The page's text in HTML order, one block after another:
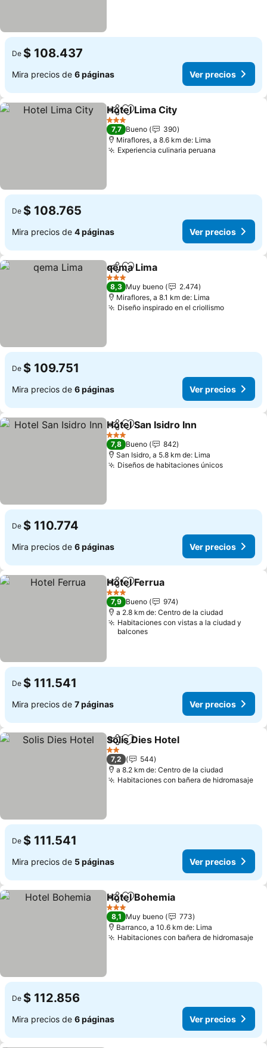
De $ 108.437
Mira precios de 6 páginas Ver precios
CompartirAgregar a favoritos
Hotel Lima City
3 Estrellas
7,7 Bueno
390
Miraflores, a 8.6 km de: Lima
Experiencia culinaria peruana
De $ 108.765
Mira precios de 4 páginas Ver precios
CompartirAgregar a favoritos
qema Lima
3 Estrellas
8,3 Muy bueno
2.474
Miraflores, a 8.1 km de: Lima
Diseño inspirado en el criollismoVer
De $ 109.751
Mira precios de 6 páginas Ver precios
CompartirAgregar a favoritos
Hotel San Isidro Inn
3 Estrellas
7,8 Bueno
842
San Isidro, a 5.8 km de: Lima
Diseños de habitaciones únicosVer
De $ 110.774
Mira precios de 6 páginas Ver precios
CompartirAgregar a favoritos
Hotel Ferrua
3 Estrellas
7,9 Bueno
974
a 2.8 km de: Centro de la ciudad
Habitaciones con vistas a la ciudad y
balcones
De $ 111.541
Mira precios de 7 páginas Ver precios
CompartirAgregar a favoritos
Solis Dies Hotel
2 Estrellas
7,2
544
a 8.2 km de: Centro de la ciudad
Habitaciones con bañera de hidromasaje
De $ 111.541
Mira precios de 5 páginas Ver precios
CompartirAgregar a favoritos
Hotel Bohemia
3 Estrellas
8,1 Muy bueno
773
Barranco, a 10.6 km de: Lima
Habitaciones con bañera de hidromasaje
De $ 112.856
Mira precios de 6 páginas Ver precios